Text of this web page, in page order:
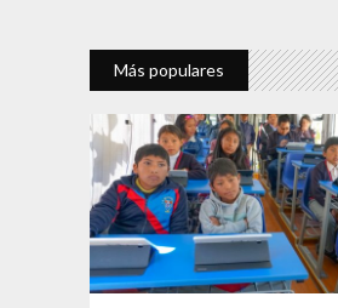
Más populares